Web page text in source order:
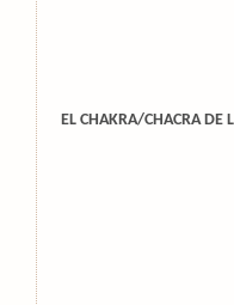
EL CHAKRA/CHACRA DE